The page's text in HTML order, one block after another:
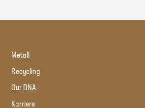
Metall
Recycling
Our DNA
Karriere